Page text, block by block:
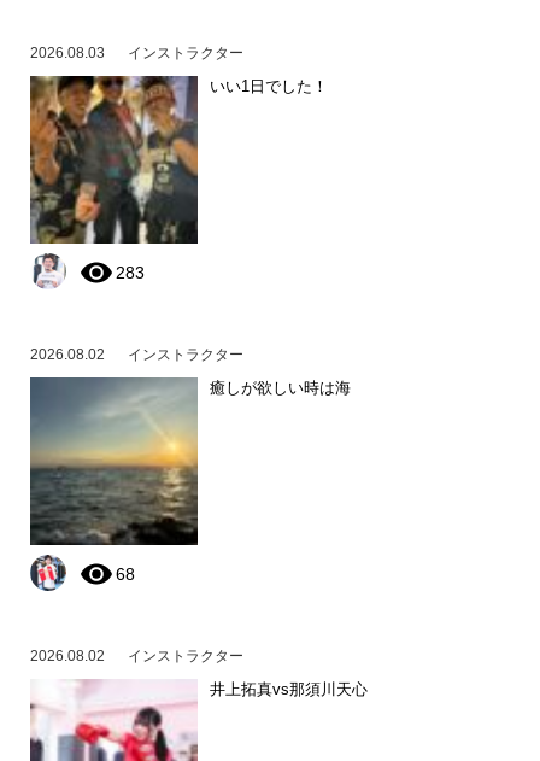
2026.08.03 インストラクター
いい1日でした！
283
2026.08.02 インストラクター
癒しが欲しい時は海
68
2026.08.02 インストラクター
井上拓真vs那須川天心